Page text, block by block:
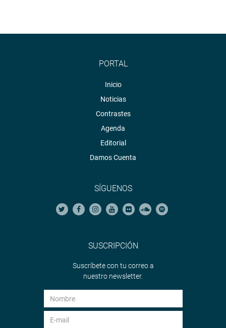
PORTAL
Inicio
Noticias
Contrastes
Agenda
Editorial
Damos Cuenta
SÍGUENOS
SUSCRIPCIÓN
Suscríbete con tu correo a
nuestro newsletter.